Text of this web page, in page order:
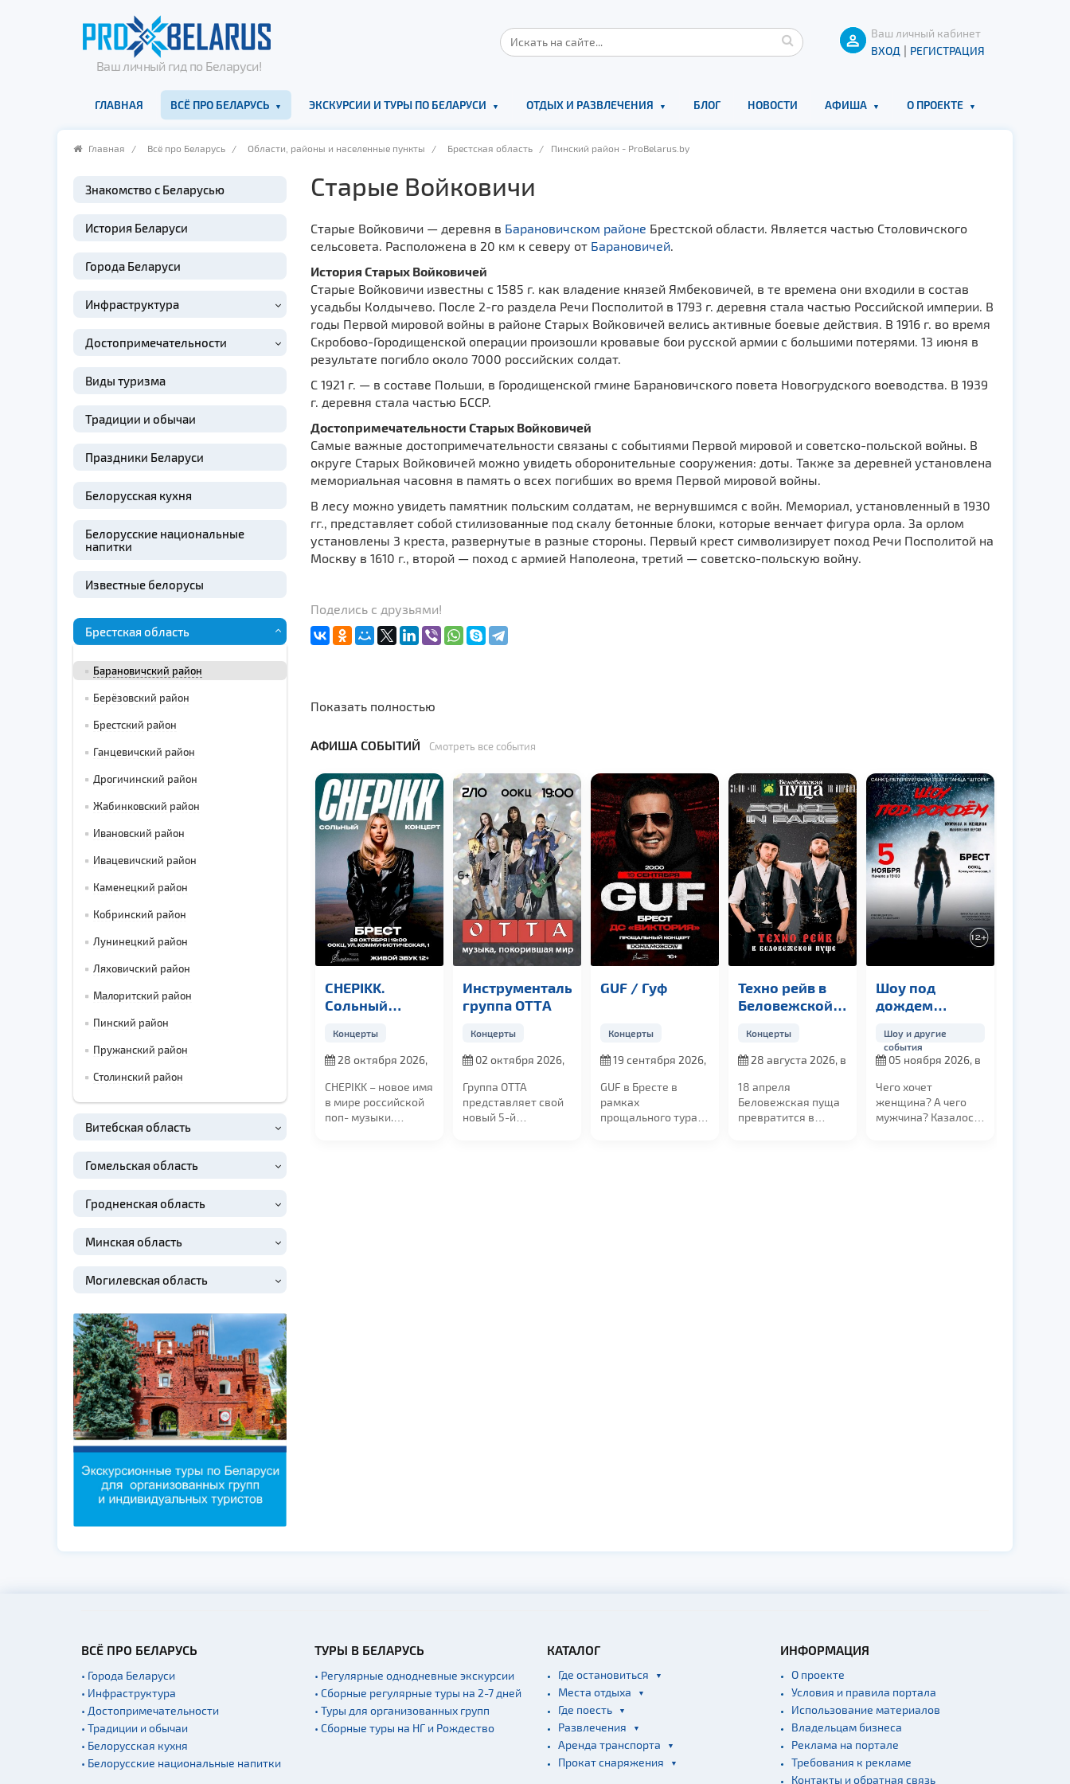
Ваш личный гид по Беларуси!
Ваш личный кабинет
ВХОД | РЕГИСТРАЦИЯ
ГЛАВНАЯ ВСЁ ПРО БЕЛАРУСЬ ЭКСКУРСИИ И ТУРЫ ПО БЕЛАРУСИ ОТДЫХ И РАЗВЛЕЧЕНИЯ БЛОГ НОВОСТИ АФИША О ПРОЕКТЕ
Главная / Всё про Беларусь / Области, районы и населенные пункты / Брестская область / Пинский район - ProBelarus.by
Знакомство с Беларусью
История Беларуси
Города Беларуси
Инфраструктура
Достопримечательности
Виды туризма
Традиции и обычаи
Праздники Беларуси
Белорусская кухня
Белорусские национальные
напитки
Известные белорусы
Брестская область
Барановичский район
Берёзовский район
Брестский район
Ганцевичский район
Дрогичинский район
Жабинковский район
Ивановский район
Ивацевичский район
Каменецкий район
Кобринский район
Лунинецкий район
Ляховичский район
Малоритский район
Пинский район
Пружанский район
Столинский район
Витебская область
Гомельская область
Гродненская область
Минская область
Могилевская область
Старые Войковичи
Старые Войковичи — деревня в Барановичском районе Брестской области. Является частью Столовичского
сельсовета. Расположена в 20 км к северу от Барановичей.
История Старых Войковичей
Старые Войковичи известны с 1585 г. как владение князей Ямбековичей, в те времена они входили в состав
усадьбы Колдычево. После 2-го раздела Речи Посполитой в 1793 г. деревня стала частью Российской империи. В
годы Первой мировой войны в районе Старых Войковичей велись активные боевые действия. В 1916 г. во время
Скробово-Городищенской операции произошли кровавые бои русской армии с большими потерями. 13 июня в
результате погибло около 7000 российских солдат.
С 1921 г. — в составе Польши, в Городищенской гмине Барановичского повета Новогрудского воеводства. В 1939
г. деревня стала частью БССР.
Достопримечательности Старых Войковичей
Самые важные достопримечательности связаны с событиями Первой мировой и советско-польской войны. В
округе Старых Войковичей можно увидеть оборонительные сооружения: доты. Также за деревней установлена
мемориальная часовня в память о всех погибших во время Первой мировой войны.
В лесу можно увидеть памятник польским солдатам, не вернувшимся с войн. Мемориал, установленный в 1930
гг., представляет собой стилизованные под скалу бетонные блоки, которые венчает фигура орла. За орлом
установлены 3 креста, развернутые в разные стороны. Первый крест символизирует поход Речи Посполитой на
Москву в 1610 г., второй — поход с армией Наполеона, третий — советско-польскую войну.
Поделись с друзьями!
Показать полностью
АФИША СОБЫТИЙ Смотреть все события
CHEPIKK.
Сольный
Концерты
28 октября 2026,
CHEPIKK – новое имя
в мире российской
поп- музыки.
Инструментальная
группа OTTА
Концерты
02 октября 2026,
Группа ОТТА
представляет свой
новый 5-й
GUF / Гуф
Концерты
19 сентября 2026,
GUF в Бресте в
рамках
прощального тура!
Техно рейв в
Беловежской
Концерты
28 августа 2026, в
18 апреля
Беловежская пуща
превратится в
Шоу под
дождем
Женщина»
Шоу и другие
события
05 ноября 2026, в
Чего хочет
женщина? А чего
мужчина? Казалось
ВСЁ ПРО БЕЛАРУСЬ
• Города Беларуси
• Инфраструктура
• Достопримечательности
• Традиции и обычаи
• Белорусская кухня
• Белорусские национальные напитки
ТУРЫ В БЕЛАРУСЬ
• Регулярные однодневные экскурсии
• Сборные регулярные туры на 2-7 дней
• Туры для организованных групп
• Сборные туры на НГ и Рождество
КАТАЛОГ
Где остановиться
Места отдыха
Где поесть
Развлечения
Аренда транспорта
Прокат снаряжения
ИНФОРМАЦИЯ
О проекте
Условия и правила портала
Использование материалов
Владельцам бизнеса
Реклама на портале
Требования к рекламе
Контакты и обратная связь